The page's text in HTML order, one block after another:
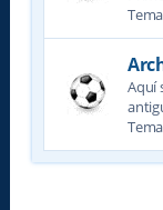
Aquí